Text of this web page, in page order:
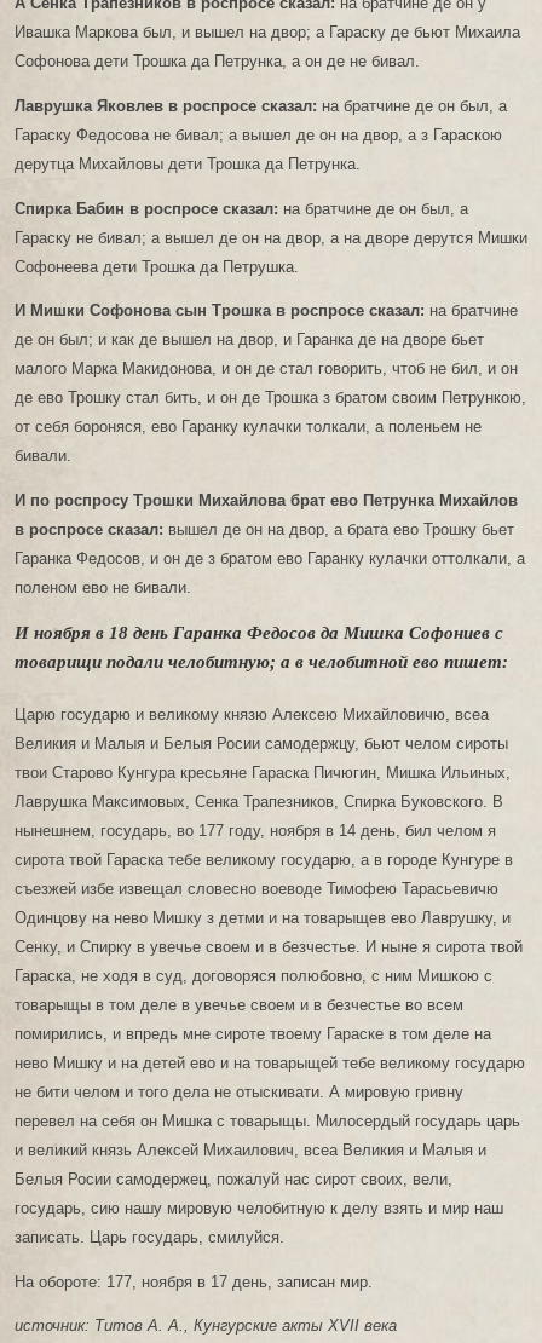
Ивашка Маркова был, и вышел на двор; а Гараску де бьют Михаила
Софонова дети Трошка да Петрунка, а он де не бивал.
Лаврушка Яковлев в роспросе сказал: на братчине де он был, а
Гараску Федосова не бивал; а вышел де он на двор, а з Гараскою
дерутца Михайловы дети Трошка да Петрунка.
Спирка Бабин в роспросе сказал: на братчине де он был, а
Гараску не бивал; а вышел де он на двор, а на дворе дерутся Мишки
Софонеева дети Трошка да Петрушка.
И Мишки Софонова сын Трошка в роспросе сказал: на братчине
де он был; и как де вышел на двор, и Гаранка де на дворе бьет
малого Марка Макидонова, и он де стал говорить, чтоб не бил, и он
де ево Трошку стал бить, и он де Трошка з братом своим Петрункою,
от себя бороняся, ево Гаранку кулачки толкали, а поленьем не
бивали.
И по роспросу Трошки Михайлова брат ево Петрунка Михайлов
в роспросе сказал: вышел де он на двор, а брата ево Трошку бьет
Гаранка Федосов, и он де з братом ево Гаранку кулачки оттолкали, а
поленом ево не бивали.
И ноября в 18 день Гаранка Федосов да Мишка Софониев с
товарищи подали челобитную; а в челобитной ево пишет:
Царю государю и великому князю Алексею Михайловичю, всеа
Великия и Малыя и Белыя Росии самодержцу, бьют челом сироты
твои Старово Кунгура кресьяне Гараска Пичюгин, Мишка Ильиных,
Лаврушка Максимовых, Сенка Трапезников, Спирка Буковского. В
нынешнем, государь, во 177 году, ноября в 14 день, бил челом я
сирота твой Гараска тебе великому государю, а в городе Кунгуре в
съезжей избе извещал словесно воеводе Тимофею Тарасьевичю
Одинцову на нево Мишку з детми и на товарыщев ево Лаврушку, и
Сенку, и Спирку в увечье своем и в безчестье. И ныне я сирота твой
Гараска, не ходя в суд, договоряся полюбовно, с ним Мишкою с
товарыщы в том деле в увечье своем и в безчестье во всем
помирились, и впредь мне сироте твоему Гараске в том деле на
нево Мишку и на детей ево и на товарыщей тебе великому государю
не бити челом и того дела не отыскивати. А мировую гривну
перевел на себя он Мишка с товарыщы. Милосердый государь царь
и великий князь Алексей Михаилович, всеа Великия и Малыя и
Белыя Росии самодержец, пожалуй нас сирот своих, вели,
государь, сию нашу мировую челобитную к делу взять и мир наш
записать. Царь государь, смилуйся.
На обороте: 177, ноября в 17 день, записан мир.
источник: Титов А. А., Кунгурские акты XVII века